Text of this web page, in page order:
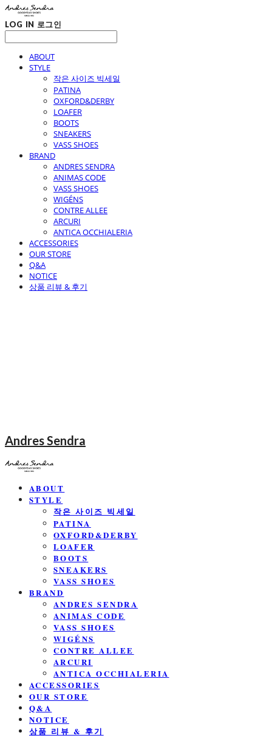
LOG IN 로그인
ABOUT
STYLE
작은 사이즈 빅세일
PATINA
OXFORD&DERBY
LOAFER
BOOTS
SNEAKERS
VASS SHOES
BRAND
ANDRES SENDRA
ANIMAS CODE
VASS SHOES
WIGÉNS
CONTRE ALLEE
ARCURI
ANTICA OCCHIALERIA
ACCESSORIES
OUR STORE
Q&A
NOTICE
상품 리뷰 & 후기
Andres Sendra
ABOUT
STYLE
작은 사이즈 빅세일
PATINA
OXFORD&DERBY
LOAFER
BOOTS
SNEAKERS
VASS SHOES
BRAND
ANDRES SENDRA
ANIMAS CODE
VASS SHOES
WIGÉNS
CONTRE ALLEE
ARCURI
ANTICA OCCHIALERIA
ACCESSORIES
OUR STORE
Q&A
NOTICE
상품 리뷰 & 후기